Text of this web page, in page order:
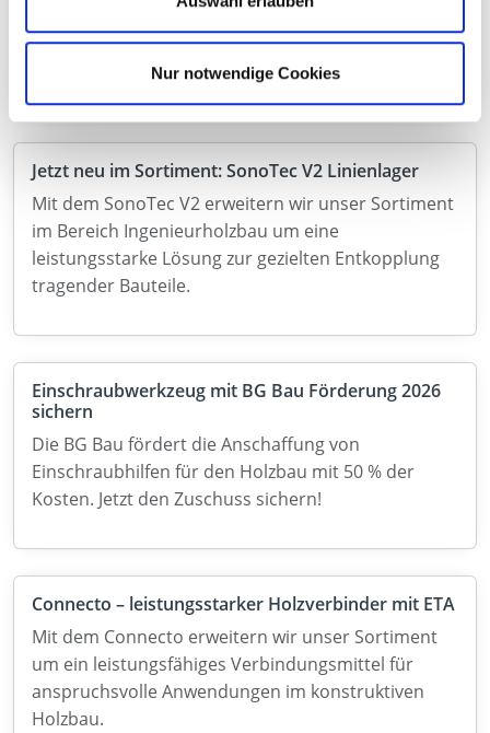
Nur notwendige Cookies
Schraubfundamenten wird das Sortiment um eine
flexible und zukunftsorientierte Fundamentlösung
Jetzt neu im Sortiment: SonoTec V2 Linienlager
Mit dem SonoTec V2 erweitern wir unser Sortiment
im Bereich Ingenieurholzbau um eine
leistungsstarke Lösung zur gezielten Entkopplung
tragender Bauteile.
Einschraubwerkzeug mit BG Bau Förderung 2026
sichern
Die BG Bau fördert die Anschaffung von
Einschraubhilfen für den Holzbau mit 50 % der
Kosten. Jetzt den Zuschuss sichern!
Connecto – leistungsstarker Holzverbinder mit ETA
Mit dem Connecto erweitern wir unser Sortiment
um ein leistungsfähiges Verbindungsmittel für
anspruchsvolle Anwendungen im konstruktiven
Holzbau.